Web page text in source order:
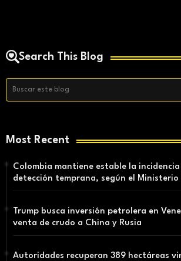
Search This Blog
Most Recent
Colombia mantiene estable la incidencia
detección temprana, según el Ministerio
Trump busca inversión petrolera en
venta de crudo a China y Rusia
Autoridades recuperan 389 hectáreas